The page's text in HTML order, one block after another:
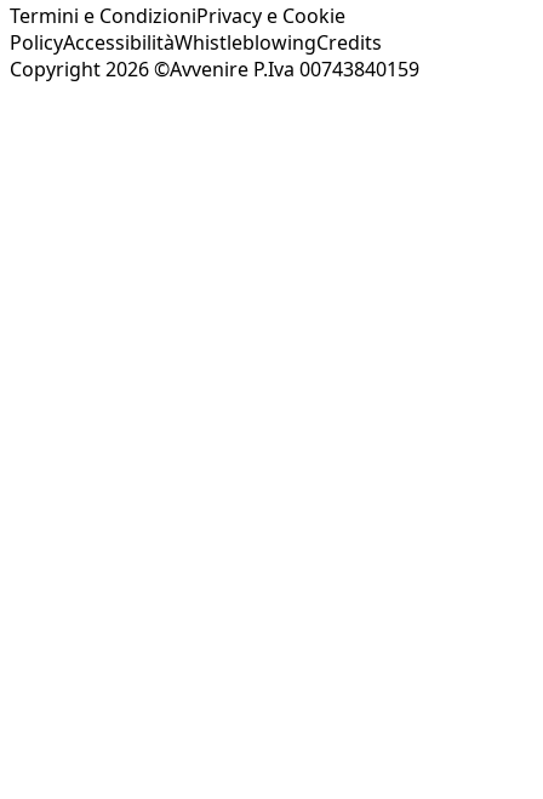
Termini e CondizioniPrivacy e Cookie
PolicyAccessibilitàWhistleblowingCredits
Copyright 2026 ©Avvenire P.Iva 00743840159